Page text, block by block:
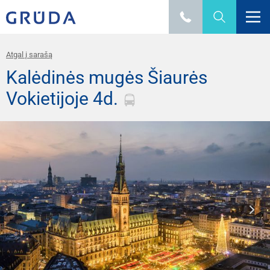
Atgal į sarašą
Kalėdinės mugės Šiaurės
Vokietijoje 4d.